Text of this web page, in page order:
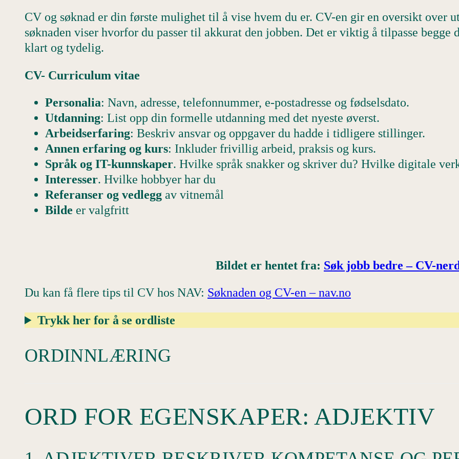
CV og søknad er din første mulighet til å vise hvem du er. CV-en gir en oversikt over
søknaden viser hvorfor du passer til akkurat den jobben. Det er viktig å tilpasse
klart og tydelig.
CV- Curriculum vitae
Personalia: Navn, adresse, telefonnummer, e-postadresse og fødselsdato.
Utdanning: List opp din formelle utdanning med det nyeste øverst.
Arbeidserfaring: Beskriv ansvar og oppgaver du hadde i tidligere stillinger.
Annen erfaring og kurs: Inkluder frivillig arbeid, praksis og kurs.
Språk og IT-kunnskaper. Hvilke språk snakker og skriver du? Hvilke digitale
Interesser. Hvilke hobbyer har du
Referanser og vedlegg av vitnemål
Bilde er valgfritt
Bildet er hentet fra: Søk jobb bedre – CV-
Du kan få flere tips til CV hos NAV: Søknaden og CV-en – nav.no
Trykk her for å se ordliste
ORDINNLÆRING
ORD FOR EGENSKAPER: ADJEKTIV